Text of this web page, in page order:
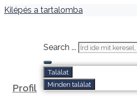
Kilépés a tartalomba
Search ...
Találat
Minden találat
Profil